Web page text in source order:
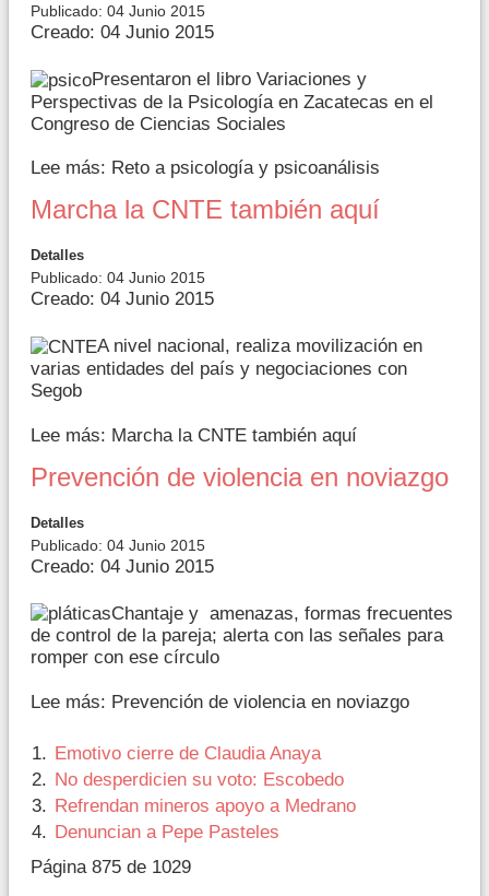
Publicado: 04 Junio 2015
Creado: 04 Junio 2015
Presentaron el libro Variaciones y
Perspectivas de la Psicología en Zacatecas en el
Congreso de Ciencias Sociales
Lee más: Reto a psicología y psicoanálisis
Marcha la CNTE también aquí
Detalles
Publicado: 04 Junio 2015
Creado: 04 Junio 2015
A nivel nacional, realiza movilización en
varias entidades del país y negociaciones con
Segob
Lee más: Marcha la CNTE también aquí
Prevención de violencia en noviazgo
Detalles
Publicado: 04 Junio 2015
Creado: 04 Junio 2015
Chantaje y amenazas, formas frecuentes
de control de la pareja; alerta con las señales para
romper con ese círculo
Lee más: Prevención de violencia en noviazgo
Emotivo cierre de Claudia Anaya
No desperdicien su voto: Escobedo
Refrendan mineros apoyo a Medrano
Denuncian a Pepe Pasteles
Página 875 de 1029